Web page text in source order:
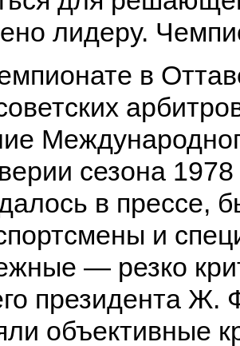
лидеру.
в
сезона 1978
в прессе,
и
— резко
президента Ж.
объективные